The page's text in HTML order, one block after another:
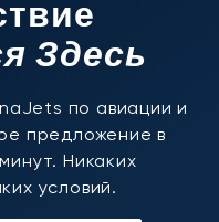
Здесь
по авиации и
предложение в
Никаких
условий.